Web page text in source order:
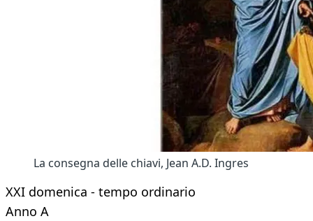
La consegna delle chiavi, Jean A.D. Ingres
XXI domenica - tempo ordinario
Anno A